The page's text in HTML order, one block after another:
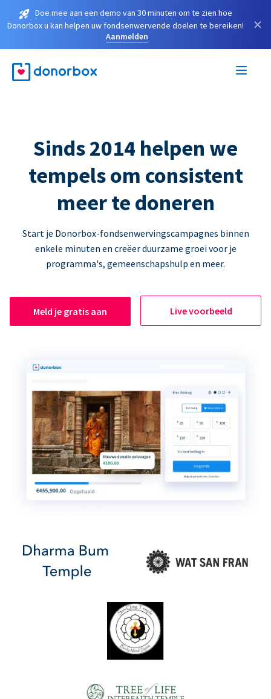
Doe mee aan een demo van 30 minuten om te zien hoe
Donorbox u kan helpen uw fondsenwervende doelen te bereiken!
Aanmelden
×
Sinds 2014 helpen we
tempels om consistent
meer te doneren
Start je Donorbox-fondsenwervingscampagnes binnen
enkele minuten en creëer duurzame groei voor je
programma's, gemeenschapshulp en meer.
Meld je gratis aan Live voorbeeld